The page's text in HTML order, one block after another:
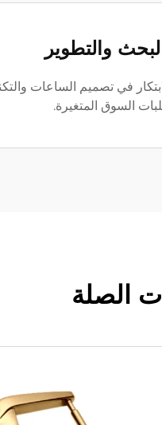
والتطوير
تواصل شركة باورويهوا الابتكار في
السوق المتغيرة.
الصلة